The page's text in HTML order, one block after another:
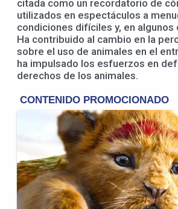
citada como un recordatorio de
utilizados en espectáculos a
condiciones difíciles y, en algunos
Ha contribuido al cambio en la
sobre el uso de animales en el
ha impulsado los esfuerzos en
derechos de los animales.